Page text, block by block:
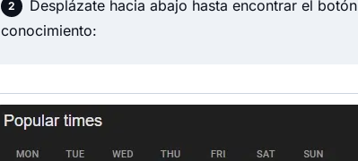
Desplázate hacia abajo hasta encontrar el botón
conocimiento: